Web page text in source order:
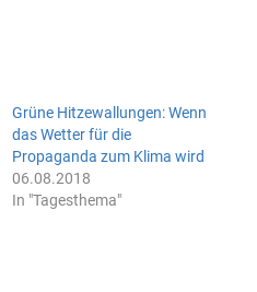
Grüne Hitzewallungen: Wenn
das Wetter für die
Propaganda zum Klima wird
06.08.2018
In "Tagesthema"